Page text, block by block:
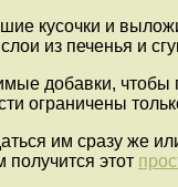
кусочки и
из печенья и
добавки,
ограничены
им сразу же
этот